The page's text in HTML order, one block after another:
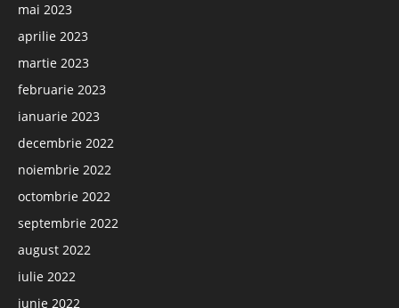
mai 2023
aprilie 2023
martie 2023
februarie 2023
ianuarie 2023
decembrie 2022
noiembrie 2022
octombrie 2022
septembrie 2022
august 2022
iulie 2022
iunie 2022